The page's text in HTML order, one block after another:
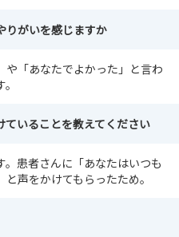
りがいを感じますか
や「あなたでよかった」と言わ
いることを教えてください
患者さんに「あなたはいつも
声をかけてもらったため。